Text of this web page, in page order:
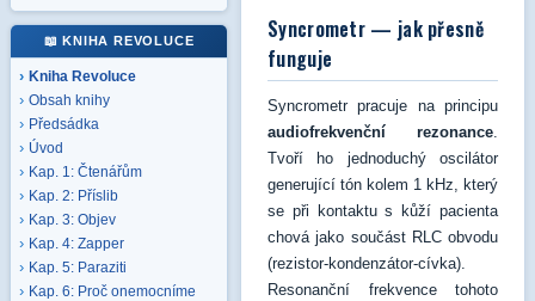
📖 KNIHA REVOLUCE
Kniha Revoluce
Obsah knihy
Předsádka
Úvod
Kap. 1: Čtenářům
Kap. 2: Příslib
Kap. 3: Objev
Kap. 4: Zapper
Kap. 5: Paraziti
Kap. 6: Proč onemocníme
Syncrometr — jak přesně
funguje
Syncrometr pracuje na principu
audiofrekvenční rezonance.
Tvoří ho jednoduchý oscilátor
generující tón kolem 1 kHz, který
se při kontaktu s kůží pacienta
chová jako součást RLC obvodu
(rezistor-kondenzátor-cívka).
Resonanční frekvence tohoto